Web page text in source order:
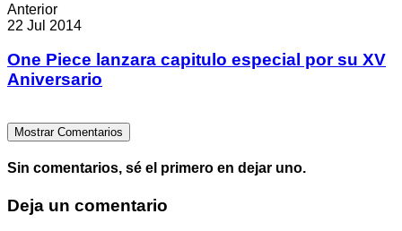
Anterior
22 Jul 2014
One Piece lanzara capitulo especial por su XV
Aniversario
Mostrar Comentarios
Sin comentarios, sé el primero en dejar uno.
Deja un comentario